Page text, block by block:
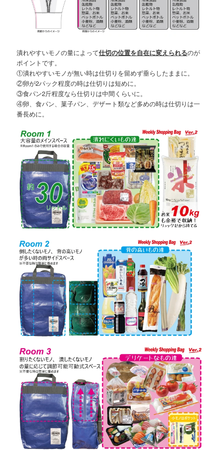
潰れやすいモノの量によって仕切の位置を自在に変えられるのが
ポイントです。
①潰れやすいモノが無い時は仕切りを留めず垂らしたままに。
②卵が2パック程度の時は仕切りは短めに。
③食パン2斤程度なら仕切りは中間くらいに。
④卵、食パン、菓子パン、デザート類など多めの時は仕切りは一
番長めに。